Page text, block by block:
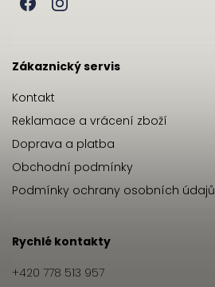
Zákaznický servis
Kontakt
Reklamace a vrácení zboží
Doprava a platba
Obchodní podmínky
Podmínky ochrany osobních údajů
Rychlé kontakty
+420 778 513 957